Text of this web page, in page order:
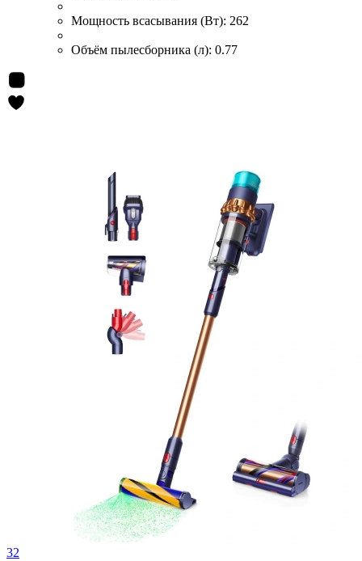
Мощность всасывания (Вт): 262
Объём пылесборника (л): 0.77
32